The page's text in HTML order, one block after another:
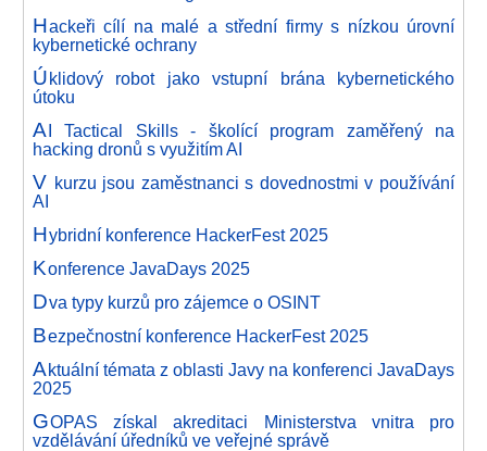
Hackeři cílí na malé a střední firmy s nízkou úrovní
kybernetické ochrany
Úklidový robot jako vstupní brána kybernetického
útoku
AI Tactical Skills - školící program zaměřený na
hacking dronů s využitím AI
V kurzu jsou zaměstnanci s dovednostmi v používání
AI
Hybridní konference HackerFest 2025
Konference JavaDays 2025
Dva typy kurzů pro zájemce o OSINT
Bezpečnostní konference HackerFest 2025
Aktuální témata z oblasti Javy na konferenci JavaDays
2025
GOPAS získal akreditaci Ministerstva vnitra pro
vzdělávání úředníků ve veřejné správě